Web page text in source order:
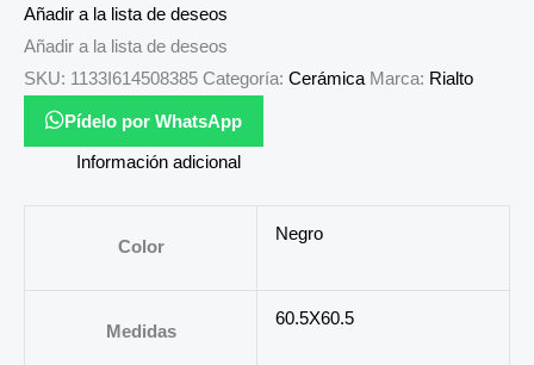
Añadir a la lista de deseos
Añadir a la lista de deseos
SKU: 1133I614508385 Categoría: Cerámica Marca: Rialto
Pídelo por WhatsApp
Información adicional
Color
Negro
Medidas
60.5X60.5